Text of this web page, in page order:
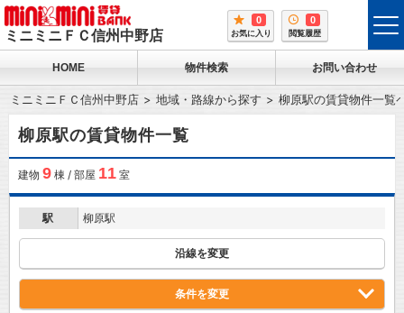
ミニミニＦＣ信州中野店
0
お気に入り
0
閲覧履歴
HOME 物件検索 お問い合わせ
ミニミニＦＣ信州中野店 地域・路線から探す 柳原駅の賃貸物件一覧
柳原駅の賃貸物件一覧
建物 9棟 / 部屋 11室
駅 柳原駅
沿線を変更
条件を変更